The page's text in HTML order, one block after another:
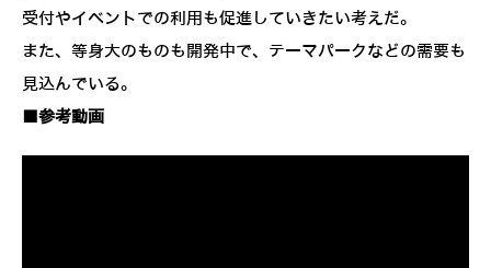
受付やイベントでの利用も促進していきたい考えだ。
また、等身大のものも開発中で、テーマパークなどの需要も
見込んでいる。
■参考動画